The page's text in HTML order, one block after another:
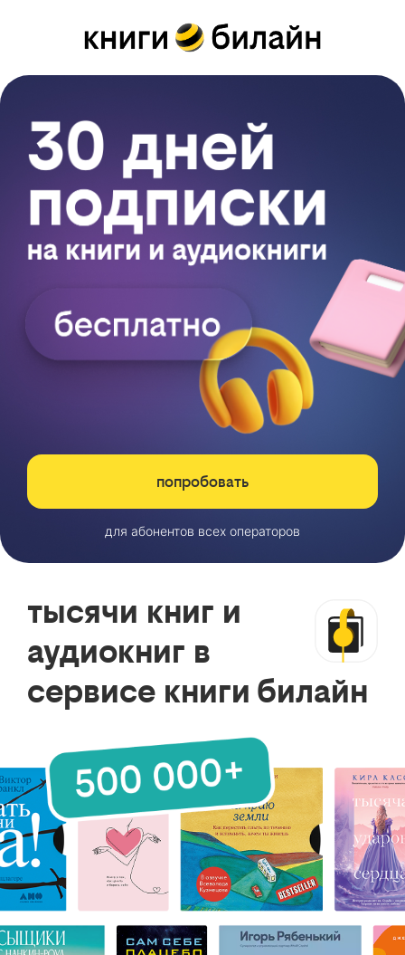
попробовать
для абонентов всех операторов
тысячи книг и
аудиокниг в
сервисе книги билайн